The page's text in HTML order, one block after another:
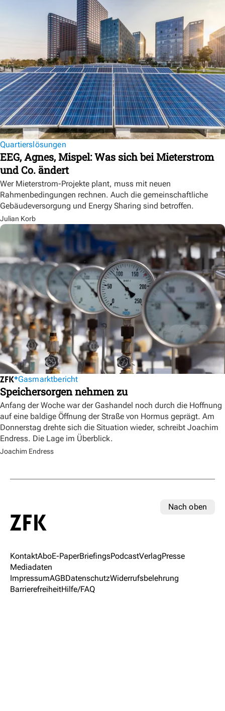
Quartierslösungen
EEG, Agnes, Mispel: Was sich bei Mieterstrom
und Co. ändert
Wer Mieterstrom-Projekte plant, muss mit neuen
Rahmenbedingungen rechnen. Auch die gemeinschaftliche
Gebäudeversorgung und Energy Sharing sind betroffen.
Julian Korb
Gasmarktbericht
Speichersorgen nehmen zu
Anfang der Woche war der Gashandel noch durch die Hoffnung
auf eine baldige Öffnung der Straße von Hormus geprägt. Am
Donnerstag drehte sich die Situation wieder, schreibt Joachim
Endress. Die Lage im Überblick.
Joachim Endress
Nach oben
KontaktAboE-PaperBriefingsPodcastVerlagPresse
Mediadaten
ImpressumAGBDatenschutzWiderrufsbelehrung
BarrierefreiheitHilfe/FAQ